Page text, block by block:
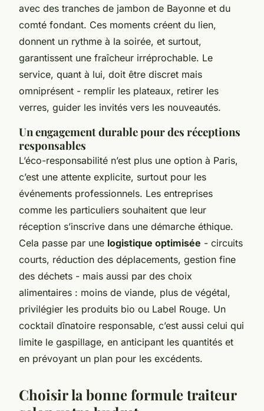
avec des tranches de jambon de Bayonne et du
comté fondant. Ces moments créent du lien,
donnent un rythme à la soirée, et surtout,
garantissent une fraîcheur irréprochable. Le
service, quant à lui, doit être discret mais
omniprésent - remplir les plateaux, retirer les
verres, guider les invités vers les nouveautés.
Un engagement durable pour des réceptions
responsables
L’éco-responsabilité n’est plus une option à Paris,
c’est une attente explicite, surtout pour les
événements professionnels. Les entreprises
comme les particuliers souhaitent que leur
réception s’inscrive dans une démarche éthique.
Cela passe par une logistique optimisée - circuits
courts, réduction des déplacements, gestion fine
des déchets - mais aussi par des choix
alimentaires : moins de viande, plus de végétal,
privilégier les produits bio ou Label Rouge. Un
cocktail dînatoire responsable, c’est aussi celui qui
limite le gaspillage, en anticipant les quantités et
en prévoyant un plan pour les excédents.
Choisir la bonne formule traiteur